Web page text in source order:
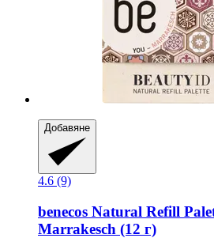
Добавяне
4.6 (9)
benecos Natural Refill
Marrakesch (12 г)